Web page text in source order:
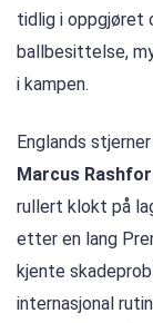
tidlig i oppgjøret
ballbesittelse,
i kampen.
Englands
Marcus
rullert klokt på
etter en lang
kjente
internasjonal